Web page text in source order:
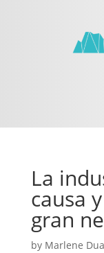
La
causa
gran
by Marlene